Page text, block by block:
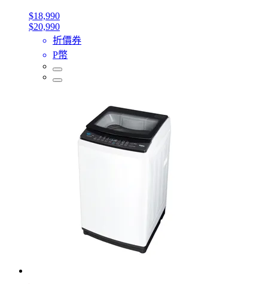
$18,990
$20,990
折價券
P幣